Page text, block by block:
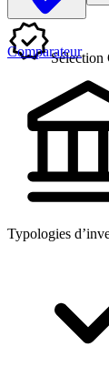
Comparateur
Typologies